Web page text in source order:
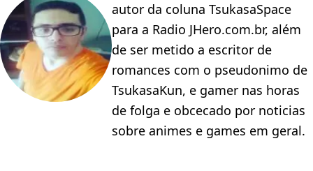
autor da coluna TsukasaSpace
para a Radio JHero.com.br, além
de ser metido a escritor de
romances com o pseudonimo de
TsukasaKun, e gamer nas horas
de folga e obcecado por noticias
sobre animes e games em geral.